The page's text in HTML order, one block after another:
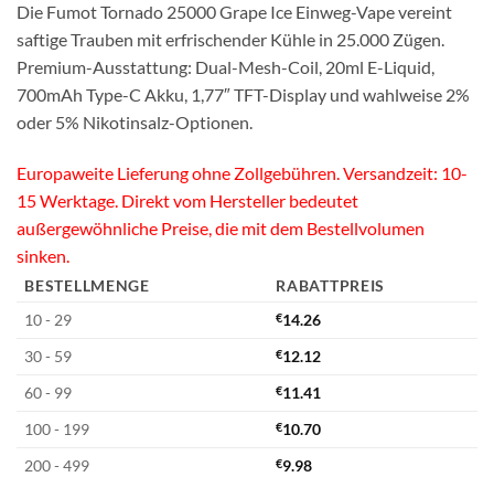
Die Fumot Tornado 25000 Grape Ice Einweg-Vape vereint
saftige Trauben mit erfrischender Kühle in 25.000 Zügen.
Premium-Ausstattung: Dual-Mesh-Coil, 20ml E-Liquid,
700mAh Type-C Akku, 1,77″ TFT-Display und wahlweise 2%
oder 5% Nikotinsalz-Optionen.
Europaweite Lieferung ohne Zollgebühren. Versandzeit: 10-
15 Werktage. Direkt vom Hersteller bedeutet
außergewöhnliche Preise, die mit dem Bestellvolumen
sinken.
BESTELLMENGE
RABATTPREIS
10 - 29
€14.26
30 - 59
€12.12
60 - 99
€11.41
100 - 199
€10.70
200 - 499
€9.98